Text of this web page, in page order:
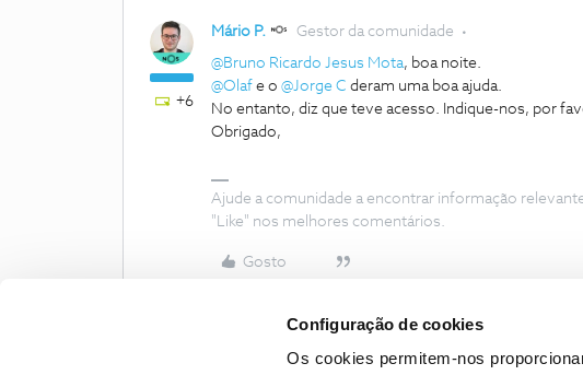
Configuração de cookies
Os cookies permitem-nos
+6
Mário P. Gestor da comunidade
@Bruno Ricardo Jesus Mota, boa noite.
@Olaf e o ​ @Jorge C deram uma boa ajuda.
No entanto, diz que teve acesso. Indique-nos, por
Obrigado,
Ajude a comunidade a encontrar informação
"Like" nos melhores comentários.
Gosto